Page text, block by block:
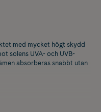
med mycket högt skydd
solens UVA- och UVB-
absorberas snabbt utan